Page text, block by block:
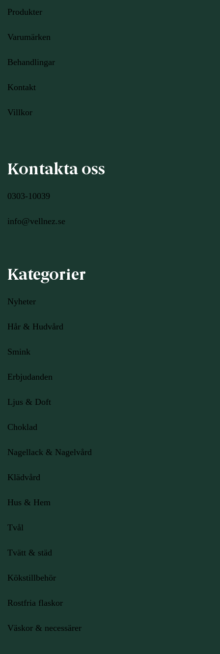
Produkter
Varumärken
Behandlingar
Kontakt
Villkor
Kontakta oss
0303-10039
info@vellnez.se
Kategorier
Nyheter
Hår & Hudvård
Smink
Erbjudanden
Ljus & Doft
Choklad
Nagellack & Nagelvård
Klädvård
Hus & Hem
Tvål
Tvätt & städ
Kökstillbehör
Rostfria flaskor
Väskor & necessärer